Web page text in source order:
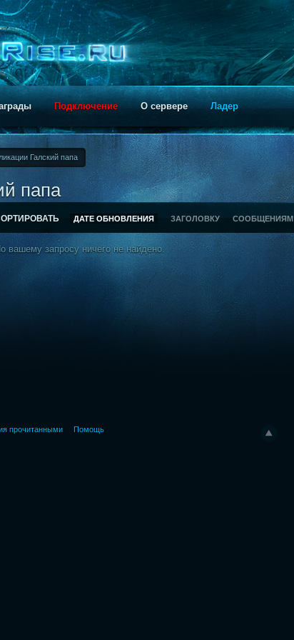
Подключение О сервере Ладер
Галский папа
папа
ДАТЕ ОБНОВЛЕНИЯ ЗАГОЛОВКУ СООБЩЕНИЯМ
вашему запросу ничего не найдено.
прочитанными Помощь